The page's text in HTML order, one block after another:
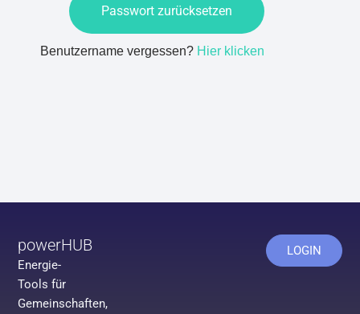
Benutzername vergessen? Hier klicken
powerHUB
Energie-
Tools für
Gemeinschaften,
LOGIN